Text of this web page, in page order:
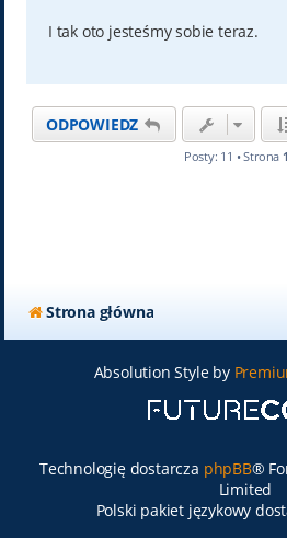
I tak oto jesteśmy sobie teraz.
ODPOWIEDZ
Posty: 11 • Strona 1
Strona główna
Absolution Style by
Technologię dostarcza phpBB®
Limited
Polski pakiet językowy